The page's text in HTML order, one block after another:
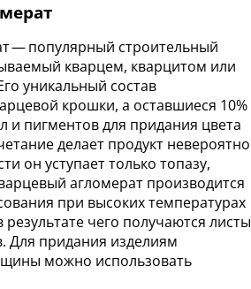
— популярный строительный
кварцем, кварцитом или
уникальный состав
крошки, а оставшиеся 10%
и пигментов для придания цвета
делает продукт невероятно
он уступает только топазу,
агломерат производится
при высоких температурах
результате чего получаются листы
Для придания изделиям
можно использовать